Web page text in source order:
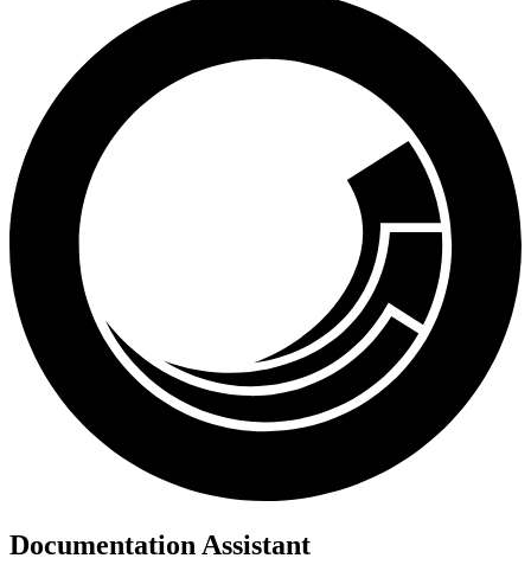
Documentation Assistant